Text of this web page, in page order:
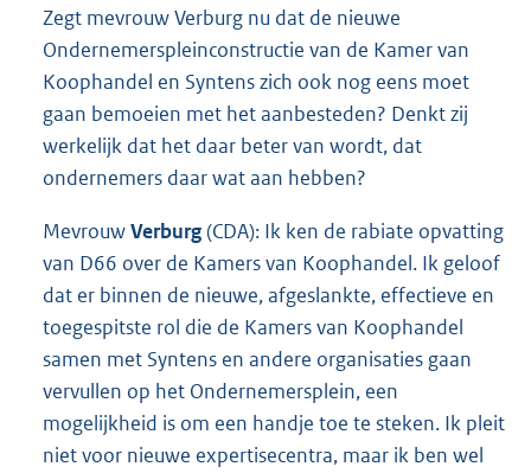
Zegt mevrouw Verburg nu dat de nieuwe
Ondernemerspleinconstructie van de Kamer van
Koophandel en Syntens zich ook nog eens moet
gaan bemoeien met het aanbesteden? Denkt zij
werkelijk dat het daar beter van wordt, dat
ondernemers daar wat aan hebben?
MevrouwVerburg(CDA): Ik ken de rabiate opvatting
van D66 over de Kamers van Koophandel. Ik geloof
dat er binnen de nieuwe, afgeslankte, effectieve en
toegespitste rol die de Kamers van Koophandel
samen met Syntens en andere organisaties gaan
vervullen op het Ondernemersplein, een
mogelijkheid is om een handje toe te steken. Ik pleit
niet voor nieuwe expertisecentra, maar ik ben wel